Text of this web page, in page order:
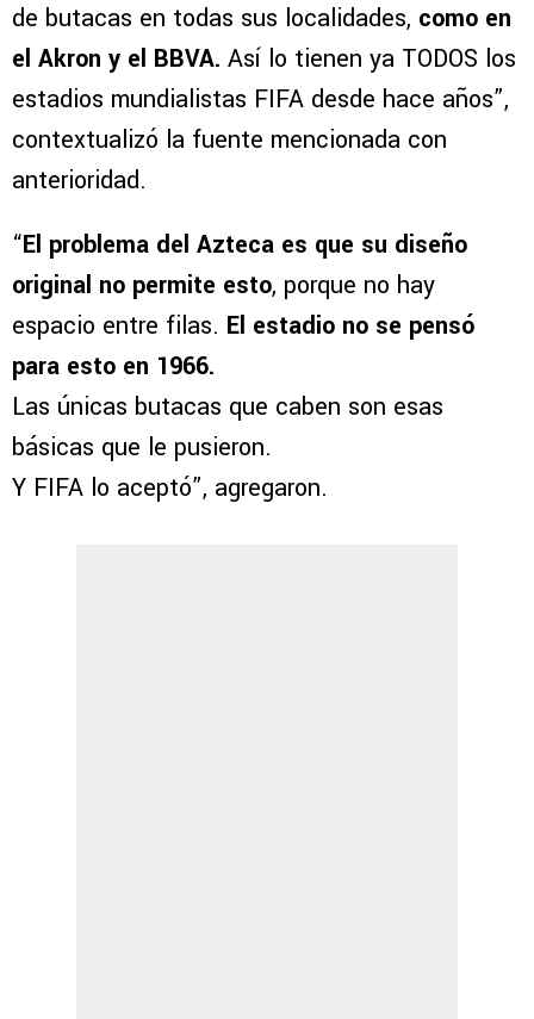
de butacas en todas sus localidades, como en
el Akron y el BBVA. Así lo tienen ya TODOS los
estadios mundialistas FIFA desde hace años”,
contextualizó la fuente mencionada con
anterioridad.
“El problema del Azteca es que su diseño
original no permite esto, porque no hay
espacio entre filas. El estadio no se pensó
para esto en 1966.
Las únicas butacas que caben son esas
básicas que le pusieron.
Y FIFA lo aceptó”, agregaron.